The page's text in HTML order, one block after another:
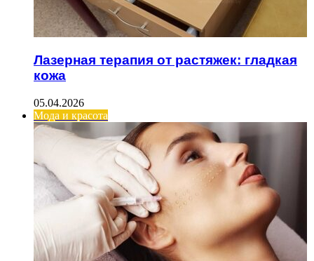
Лазерная терапия от растяжек: гладкая
кожа
05.04.2026
Мода и красота